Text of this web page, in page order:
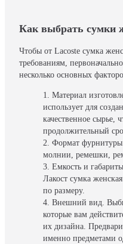
Как выбрать сумки
Чтобы от Lacoste сумка
требованиям,
несколько основных
Материал
использует для
качественное сырье,
продолжительный
Формат
молнии, ремешки,
Емкость и
Лакост сумка
по размеру.
Внешний вид.
которые вам
их дизайна.
именно предметами